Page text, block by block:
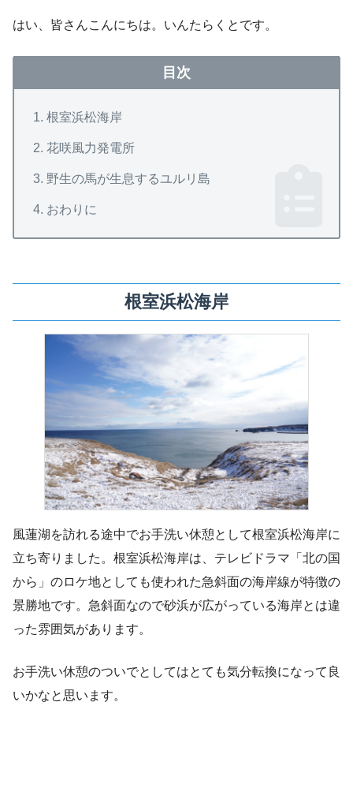
はい、皆さんこんにちは。いんたらくとです。
目次
根室浜松海岸
花咲風力発電所
野生の馬が生息するユルリ島
おわりに
根室浜松海岸
風蓮湖を訪れる途中でお手洗い休憩として根室浜松海岸に
立ち寄りました。根室浜松海岸は、テレビドラマ「北の国
から」のロケ地としても使われた急斜面の海岸線が特徴の
景勝地です。急斜面なので砂浜が広がっている海岸とは違
った雰囲気があります。
お手洗い休憩のついでとしてはとても気分転換になって良
いかなと思います。